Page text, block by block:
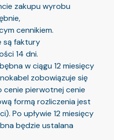
zakupu wyrobu
cennikiem.
są faktury
14 dni.
w ciągu 12 miesięcy
zobowiązuje się
cenie pierwotnej cenie
formą rozliczenia jest
Po upływie 12 miesięcy
będzie ustalana